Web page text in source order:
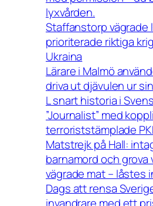
lyxvården.
Staffanstorp vägrade
prioriterade riktiga
Ukraina
Lärare i Malmö
driva ut djävulen ur
L snart historia i
”Journalist” med
terroriststämplade
Matstrejk på Hall:
barnamord och
vägrade mat – låstes
Dags att rensa
invandrare med ett